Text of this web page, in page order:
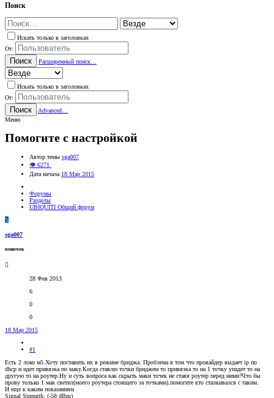
Поиск
Искать только в заголовках
От:
Поиск Расширенный поиск…
Искать только в заголовках
От:
Поиск
Advanced…
Меню
Помогите с настройкой
Автор темы sga007
👁 6271
Дата начала 18 Мар 2015
Форумы
Разделы
UBIQUITI Общий форум
S
sga007
новичок
28 Фев 2013
6
0
0
18 Мар 2015
#1
Есть 2 локо м5.Хочу поставить их в режиме бриджа. Проблема в том что провайдер выдает ip по
dhcp и идет привязка по маку.Когда ставлю точки бриджем то привязка то на 1 точку упадет то на
другую то на роутер.Ну и суть вопроса как скрыть маки точек не ставя роутер перед ними?Что бы
прову только 1 мак светил(моего роутера стоящего за точками).помогите кто сталкивался с таким.
И еще к каким показаниям
Signal Strength: (-58 dBm)